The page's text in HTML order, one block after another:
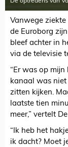
Vanwege
de Euroborg
bleef achter in
via de televisie
“Er was op
kanaal was niet
zitten kijken.
laatste tien
meer,” vertelt
“Ik heb het
ik dacht? Moet